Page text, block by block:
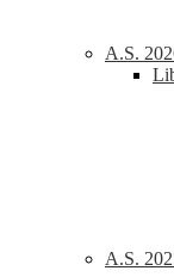
A.S.
A.S.